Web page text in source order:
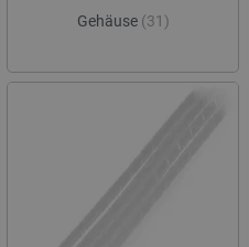
Gehäuse (31)